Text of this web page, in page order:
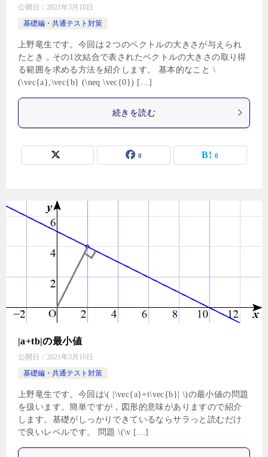
公開日： 2021年3月18日
基礎編・共通テスト対策
上野竜生です。今回は２つのベクトルの大きさが与えられ
たとき，その1次結合で表されたベクトルの大きさの取り得
る範囲を求める方法を紹介します。 基本的なこと \
(\vec{a},\vec{b} (\neq \vec{0}) […]
続きを読む
0 0
|a+tb|の最小値
公開日： 2021年3月16日
基礎編・共通テスト対策
上野竜生です。今回は\( |\vec{a}+t\vec{b}| \)の最小値の問題
を扱います。簡単ですが，図形的意味がありますので紹介
します。基礎がしっかりできているならサラっと読むだけ
で良いレベルです。 問題 \(\v […]